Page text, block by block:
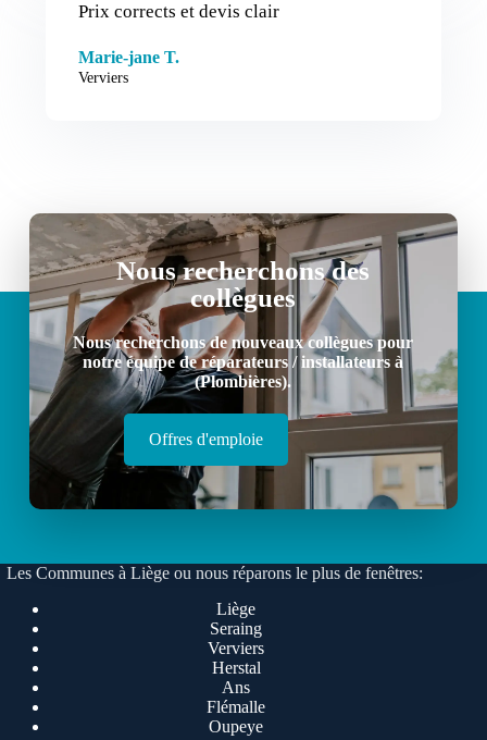
Prix corrects et devis clair
Marie-jane T.
Verviers
Nous recherchons des
collègues
Nous recherchons de nouveaux collègues pour
notre équipe de réparateurs / installateurs à
(Plombières).
Offres d'emploie
Les Communes à Liège ou nous réparons le plus de fenêtres:
Liège
Seraing
Verviers
Herstal
Ans
Flémalle
Oupeye